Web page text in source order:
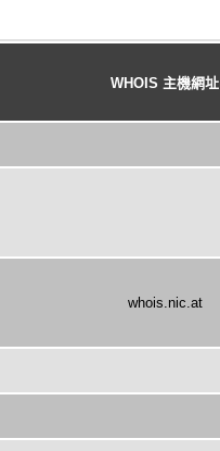
WHOIS 主機網址
whois.nic.at